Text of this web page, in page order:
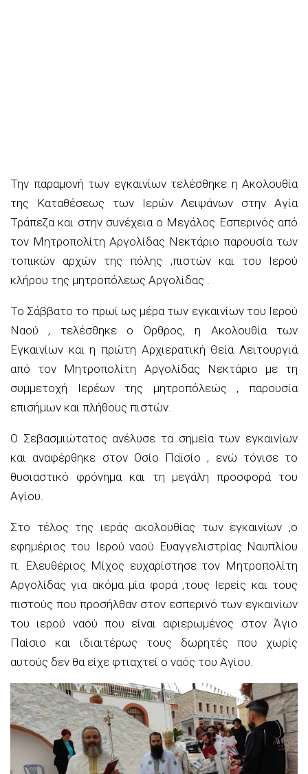
Την παραμονή των εγκαινίων τελέσθηκε η Ακολουθία
της Καταθέσεως των Ιερών Λειψάνων στην Αγία
Τράπεζα και στην συνέχεια ο Μεγάλος Εσπερινός από
τον Μητροπολίτη Αργολίδας Νεκτάριο παρουσία των
τοπικών αρχών της πόλης ,πιστών και του Ιερού
κλήρου της μητροπόλεως Αργολίδας .
Το Σάββατο το πρωί ως μέρα των εγκαινίων του Ιερού
Ναού , τελέσθηκε ο Όρθρος, η Ακολουθία των
Εγκαινίων και η πρώτη Αρχιερατική Θεία Λειτουργιά
από τον Μητροπολίτη Αργολίδας Νεκτάριο με τη
συμμετοχή Ιερέων της μητροπόλεώς , παρουσία
επισήμων και πλήθους πιστών.
Ο Σεβασμιώτατος ανέλυσε τα σημεία των εγκαινίων
και αναφέρθηκε στον Οσίο Παϊσίο , ενώ τόνισε το
θυσιαστικό φρόνημα και τη μεγάλη προσφορά του
Αγίου.
Στο τέλος της ιεράς ακολουθίας των εγκαινίων ,ο
εφημέριος του Ιερού ναού Ευαγγελιστρίας Ναυπλίου
π. Ελευθέριος Μίχος ευχαρίστησε τον Μητροπολίτη
Αργολίδας για ακόμα μία φορά ,τους Ιερείς και τους
πιστούς που προσήλθαν στον εσπερινό των εγκαινίων
του ιερού ναού που είναι αφιερωμένος στον Άγιο
Παίσιο και ιδιαιτέρως τους δωρητές που χωρίς
αυτούς δεν θα είχε φτιαχτεί ο ναός του Αγίου.